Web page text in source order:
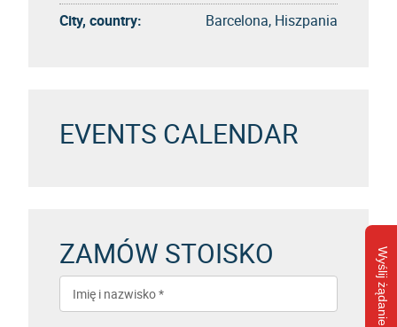
Wyślij żądanie
City, country:
Barcelona, Hiszpania
EVENTS CALENDAR
ZAMÓW STOISKO